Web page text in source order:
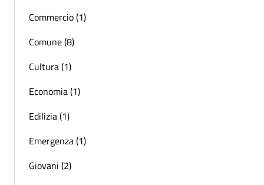
Commercio (1)
Comune (8)
Cultura (1)
Economia (1)
Edilizia (1)
Emergenza (1)
Giovani (2)